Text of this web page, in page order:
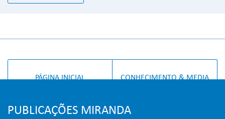
PÁGINA INICIAL CONHECIMENTO & MEDIA
PUBLICAÇÕES MIRANDA